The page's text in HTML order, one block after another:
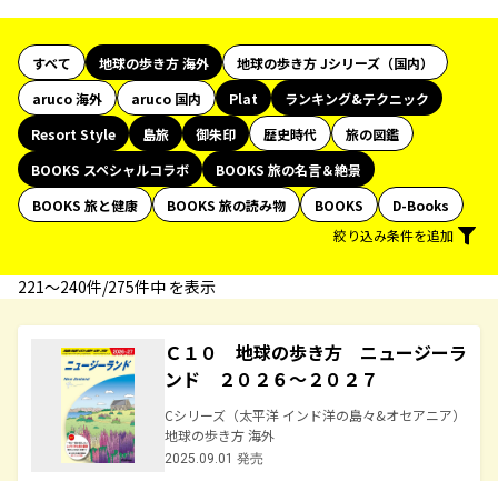
すべて 地球の歩き方 海外
地球の歩き方 Jシリーズ（国内）
aruco 海外
aruco 国内 Plat
ランキング&テクニック
Resort Style
島旅 御朱印 歴史時代
旅の図鑑
BOOKS スペシャルコラボ
BOOKS 旅の名言＆絶景
BOOKS 旅と健康
BOOKS 旅の読み物 BOOKS
D-Books
絞り込み条件を追加
221〜240件/275件中 を表示
Ｃ１０ 地球の歩き方 ニュージーラ
ンド ２０２６～２０２７
Cシリーズ（太平洋 インド洋の島々&オセアニア）
地球の歩き方 海外
2025.09.01 発売